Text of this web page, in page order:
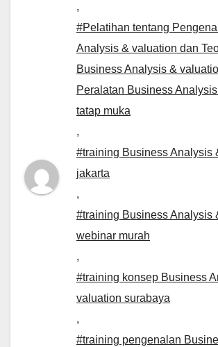
,
#Pelatihan tentang
Analysis & valuation dan
Business Analysis &
Peralatan Business
tatap muka
,
#training Business Analysis
jakarta
,
#training Business Analysis
webinar murah
,
#training konsep Business
valuation surabaya
,
#training pengenalan